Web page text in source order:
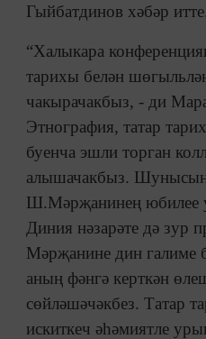
Гыйбатдинов хәбәр итте.
“Халыкара
тарихы белән
чакырачакбыз, - ди
Этнография, татар
буенча эшли торган
алышачакбыз. Шунысын
Ш.Мәрҗанинең юбилее
Диния нәзарәте дә зур
Мәрҗанине дин галиме
аның фәнгә керткән
сөйләшәчәкбез. Татар
искиткеч әһәмиятле